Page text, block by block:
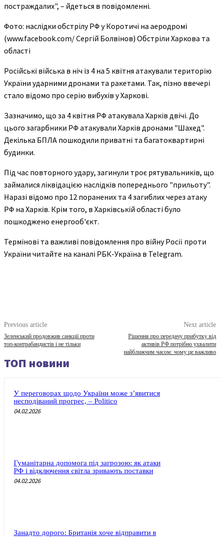
постраждалих", – йдеться в повідомленні.
Фото: наслідки обстрілу РФ у Коротичі на аеродромі
(www.facebook.com/ Сергій Болвінов) Обстріли Харкова та
області
Російські війська в ніч із 4 на 5 квітня атакували територію
України ударними дронами та ракетами. Так, пізно ввечері
стало відомо про серію вибухів у Харкові.
Зазначимо, що за 4 квітня РФ атакувала Харків двічі. До
цього загарбники РФ атакували Харків дронами "Шахед".
Декілька БПЛА пошкодили приватні та багатоквартирні
будинки.
Під час повторного удару, загинули троє рятувальників, що
займалися ліквідацією наслідків попереднього "прильоту".
Наразі відомо про 12 поранених та 4 загиблих через атаку
РФ на Харків. Крім того, в Харківській області було
пошкоджено енергооб'єкт.
Термінові та важливі повідомлення про війну Росії проти
України читайте на каналі РБК-Україна в Telegram.
Previous article
Зеленський продовжив санкції проти
топ-контрабандистів і не тільки
Next article
Рішення про передачу прибутку від
активів РФ потрібно ухвалити
найближчим часом: чому це важливо
ТОП новини
У переговорах щодо України може з’явитися
несподіваний прогрес, – Politico
04.02.2026
Гуманітарна допомога під загрозою: як атаки
РФ і відключення світла зривають поставки
04.02.2026
Занадто дорого: Британія хоче відправити в